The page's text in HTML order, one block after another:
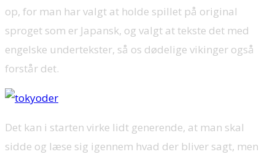
op, for man har valgt at holde spillet på original
sproget som er Japansk, og valgt at tekste det med
engelske undertekster, så os dødelige vikinger også
forstår det.
Det kan i starten virke lidt generende, at man skal
sidde og læse sig igennem hvad der bliver sagt, men